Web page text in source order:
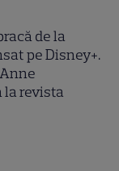
de la
pe Disney+.
la revista